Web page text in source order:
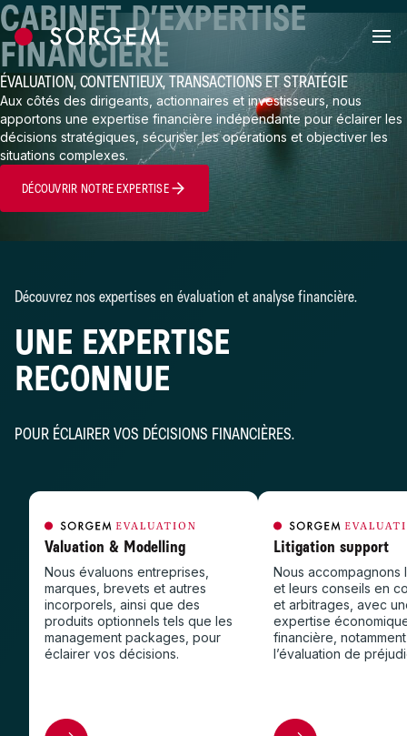
Skip to content
CABINET D’EXPERTISE
FINANCIÈRE
ÉVALUATION, CONTENTIEUX, TRANSACTIONS ET STRATÉGIE
Aux côtés des dirigeants, actionnaires et investisseurs, nous
apportons une expertise financière indépendante pour éclairer les
décisions stratégiques, sécuriser les opérations et objectiver les
situations complexes.
DÉCOUVRIR NOTRE EXPERTISE
Découvrez nos expertises en évaluation et analyse financière.
UNE EXPERTISE
RECONNUE
POUR ÉCLAIRER VOS DÉCISIONS FINANCIÈRES.
Valuation & Modelling
Nous évaluons entreprises,
marques, brevets et autres
incorporels, ainsi que des
produits optionnels tels que les
management packages, pour
éclairer vos décisions.
Litigation support
Nous accompagnons
et leurs conseils en
et arbitrages, avec
expertise
financière,
l’évaluation de